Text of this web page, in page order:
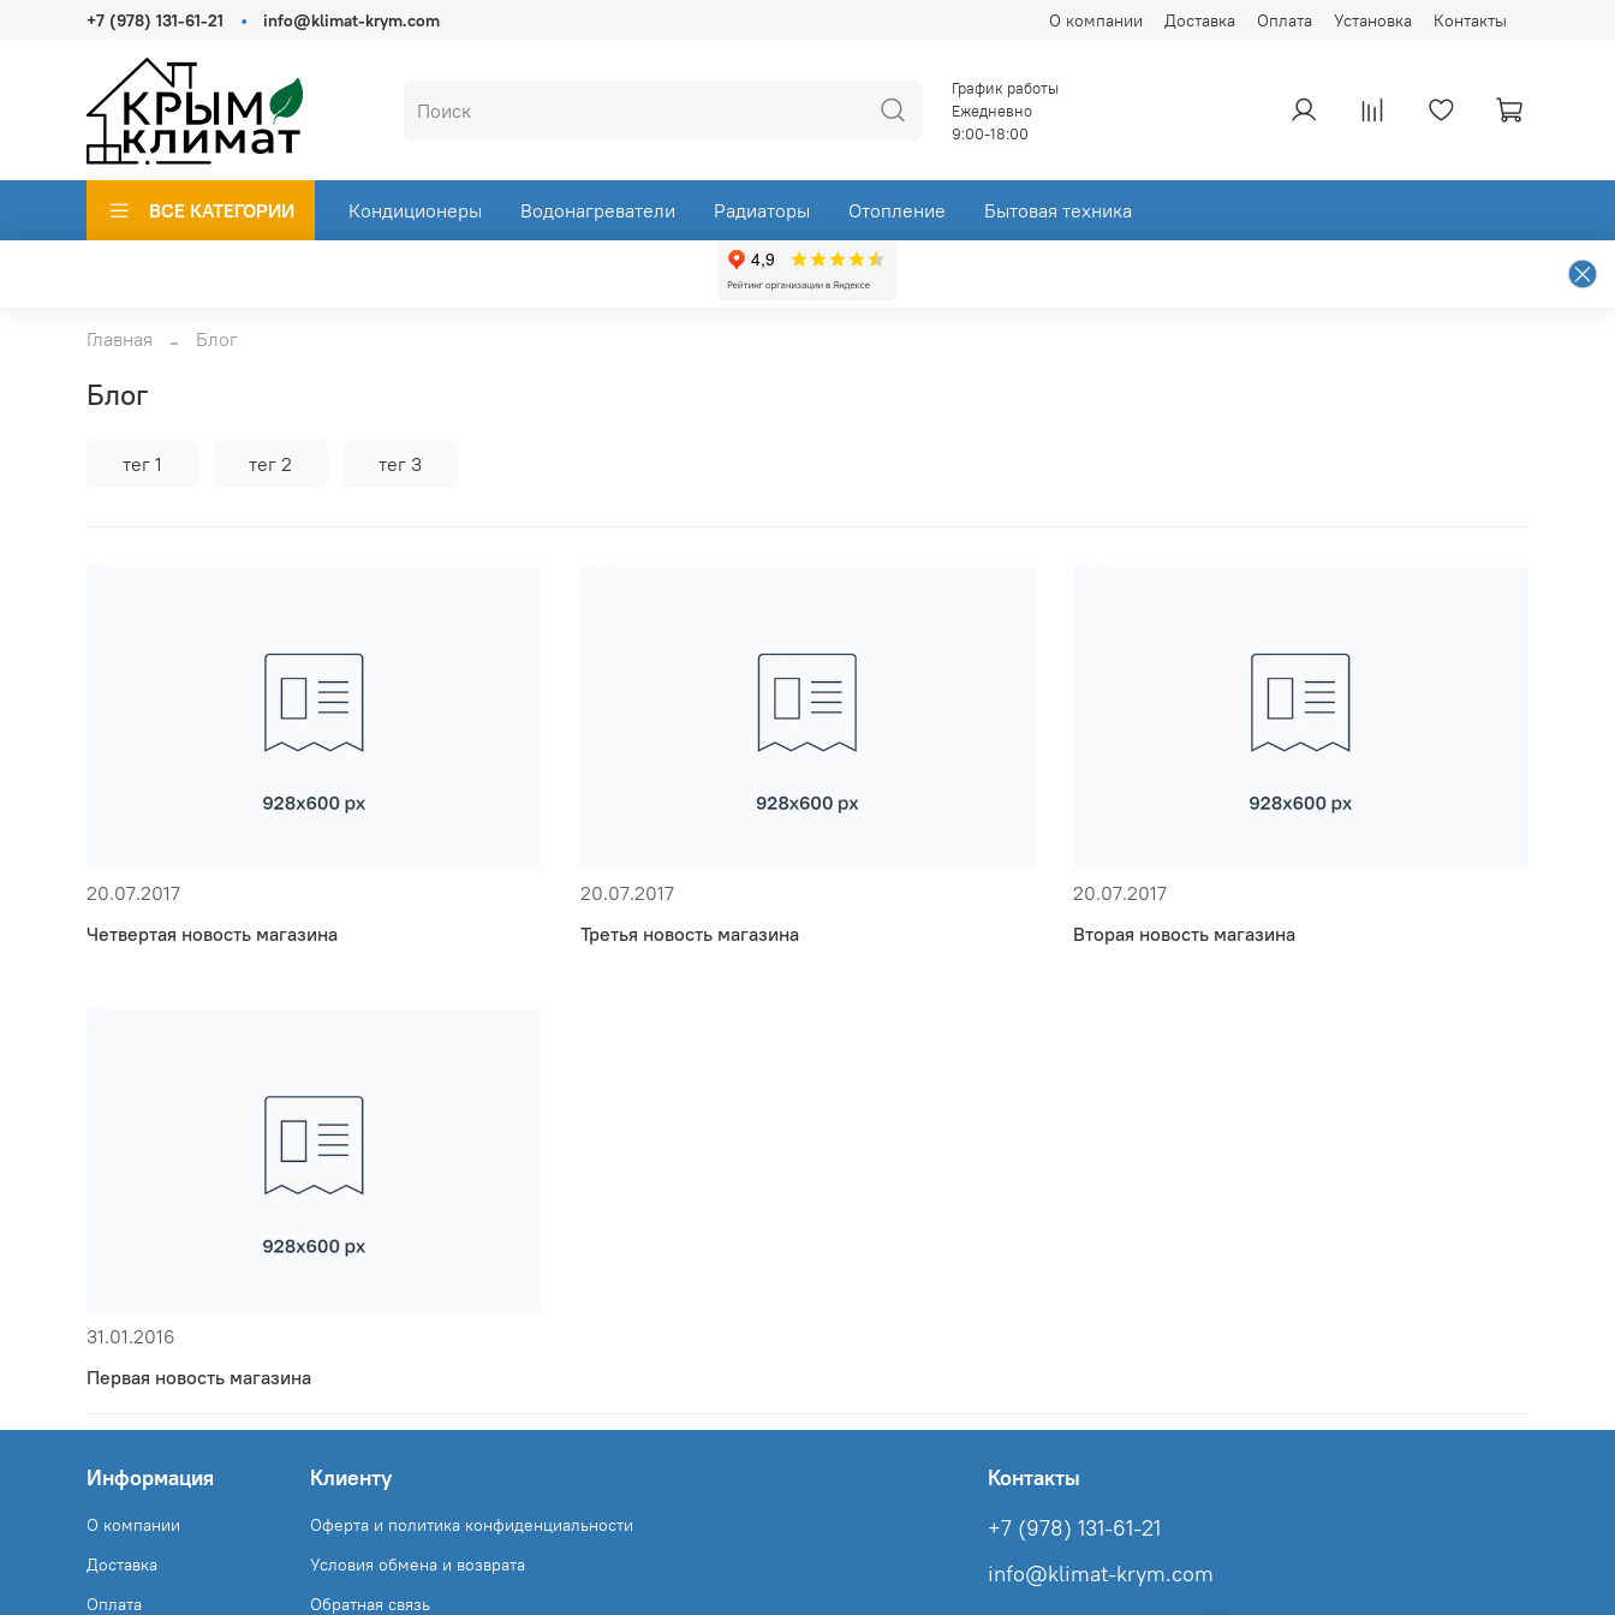
О компании Доставка Оплата Установка Контакты
+7 (978) 131-61-21 info@klimat-krym.com
График работы
Ежедневно
9:00-18:00
ВСЕ КАТЕГОРИИ Кондиционеры Водонагреватели Радиаторы Отопление Бытовая техника
Главная Блог
Блог
тег 1 тег 2 тег 3
20.07.2017
Четвертая новость магазина
20.07.2017
Третья новость магазина
20.07.2017
Вторая новость магазина
31.01.2016
Первая новость магазина
Информация
О компании
Доставка
Оплата
Клиенту
Оферта и политика конфиденциальности
Условия обмена и возврата
Обратная связь
Контакты
+7 (978) 131-61-21
info@klimat-krym.com